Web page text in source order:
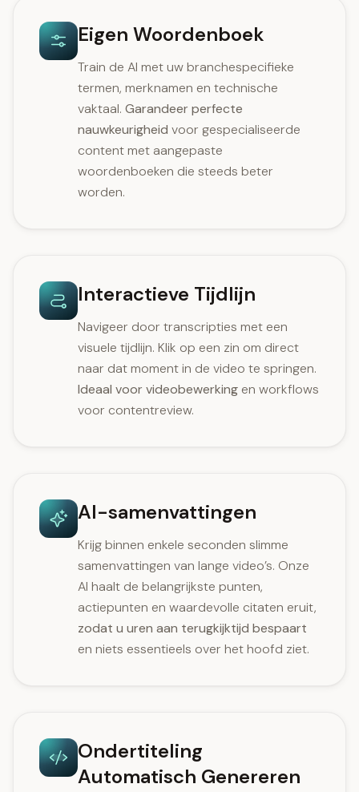
Eigen Woordenboek
Train de AI met uw branchespecifieke
termen, merknamen en technische
vaktaal. Garandeer perfecte
nauwkeurigheid voor gespecialiseerde
content met aangepaste
woordenboeken die steeds beter
worden.
Interactieve Tijdlijn
Navigeer door transcripties met een
visuele tijdlijn. Klik op een zin om direct
naar dat moment in de video te springen.
Ideaal voor videobewerking en workflows
voor contentreview.
AI-samenvattingen
Krijg binnen enkele seconden slimme
samenvattingen van lange video’s. Onze
AI haalt de belangrijkste punten,
actiepunten en waardevolle citaten eruit,
zodat u uren aan terugkijktijd bespaart
en niets essentieels over het hoofd ziet.
Ondertiteling
Automatisch Genereren